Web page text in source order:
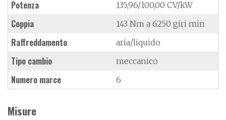
Potenza 135,96/100,00 CV/kW
Coppia 143 Nm a 6250 giri min
Raffreddamento aria/liquido
Tipo cambio meccanico
Numero marce 6
Misure